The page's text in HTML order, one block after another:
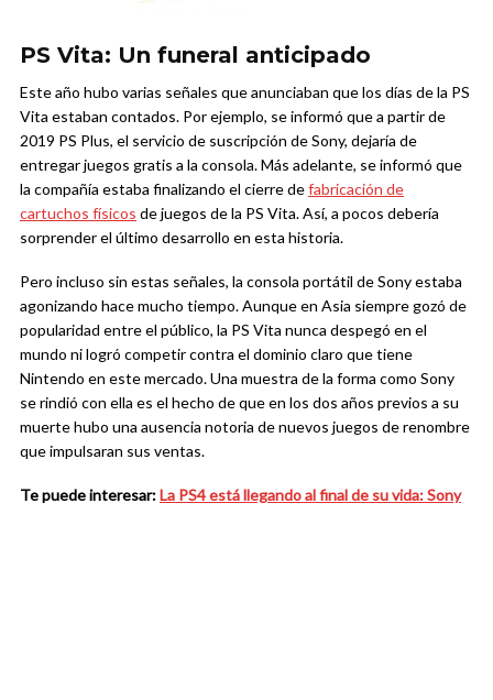
PS Vita: Un funeral anticipado
Este año hubo varias señales que anunciaban que los días de la PS
Vita estaban contados. Por ejemplo, se informó que a partir de
2019 PS Plus, el servicio de suscripción de Sony, dejaría de
entregar juegos gratis a la consola. Más adelante, se informó que
la compañía estaba finalizando el cierre defabricación de
cartuchos físicos de juegos de la PS Vita. Así, a pocos debería
sorprender el último desarrollo en esta historia.
Pero incluso sin estas señales, la consola portátil de Sony estaba
agonizando hace mucho tiempo. Aunque en Asia siempre gozó de
popularidad entre el público, la PS Vita nunca despegó en el
mundo ni logró competir contra el dominio claro que tiene
Nintendo en este mercado. Una muestra de la forma como Sony
se rindió con ella es el hecho de que en los dos años previos a su
muerte hubo una ausencia notoria de nuevos juegos de renombre
que impulsaran sus ventas.
Te puede interesar:La PS4 está llegando al final de su vida: Sony